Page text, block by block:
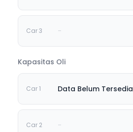
-
Kapasitas Oli
Data Belum Tersedia
-